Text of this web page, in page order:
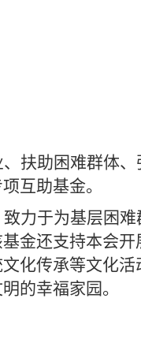
扶助困难群体
互助基金。
力于为基层困
金还支持本会
化传承等文化
的幸福家园。